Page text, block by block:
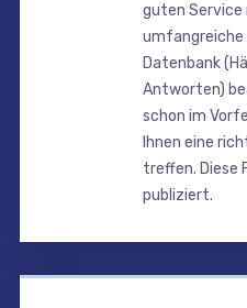
guten Service
umfangreiche
Datenbank
Antworten)
schon im
Ihnen eine
treffen. Diese
publiziert.